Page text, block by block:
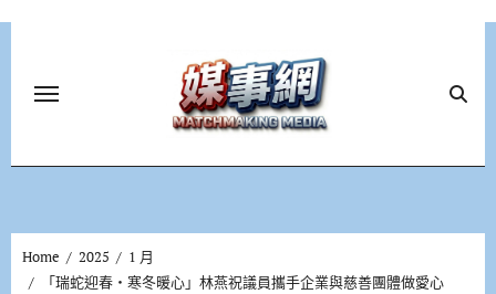
Home 2025
1 月
「瑞蛇迎春‧寒冬暖心」林燕祝議員攜手企業與慈善團體做愛心